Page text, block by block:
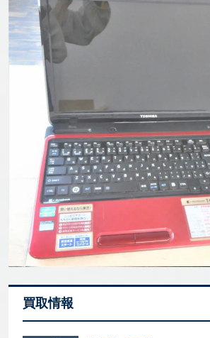
買取情報